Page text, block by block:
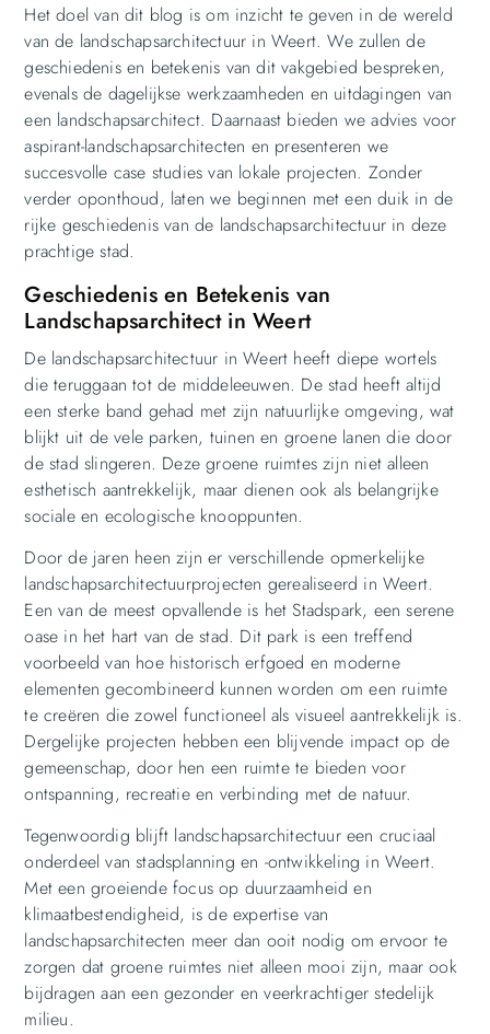
Het doel van dit blog is om inzicht te geven in de wereld
van de landschapsarchitectuur in Weert. We zullen de
geschiedenis en betekenis van dit vakgebied bespreken,
evenals de dagelijkse werkzaamheden en uitdagingen van
een landschapsarchitect. Daarnaast bieden we advies voor
aspirant-landschapsarchitecten en presenteren we
succesvolle case studies van lokale projecten. Zonder
verder oponthoud, laten we beginnen met een duik in de
rijke geschiedenis van de landschapsarchitectuur in deze
prachtige stad.
Geschiedenis en Betekenis van
Landschapsarchitect in Weert
De landschapsarchitectuur in Weert heeft diepe wortels
die teruggaan tot de middeleeuwen. De stad heeft altijd
een sterke band gehad met zijn natuurlijke omgeving, wat
blijkt uit de vele parken, tuinen en groene lanen die door
de stad slingeren. Deze groene ruimtes zijn niet alleen
esthetisch aantrekkelijk, maar dienen ook als belangrijke
sociale en ecologische knooppunten.
Door de jaren heen zijn er verschillende opmerkelijke
landschapsarchitectuurprojecten gerealiseerd in Weert.
Een van de meest opvallende is het Stadspark, een serene
oase in het hart van de stad. Dit park is een treffend
voorbeeld van hoe historisch erfgoed en moderne
elementen gecombineerd kunnen worden om een ruimte
te creëren die zowel functioneel als visueel aantrekkelijk is.
Dergelijke projecten hebben een blijvende impact op de
gemeenschap, door hen een ruimte te bieden voor
ontspanning, recreatie en verbinding met de natuur.
Tegenwoordig blijft landschapsarchitectuur een cruciaal
onderdeel van stadsplanning en -ontwikkeling in Weert.
Met een groeiende focus op duurzaamheid en
klimaatbestendigheid, is de expertise van
landschapsarchitecten meer dan ooit nodig om ervoor te
zorgen dat groene ruimtes niet alleen mooi zijn, maar ook
bijdragen aan een gezonder en veerkrachtiger stedelijk
milieu.